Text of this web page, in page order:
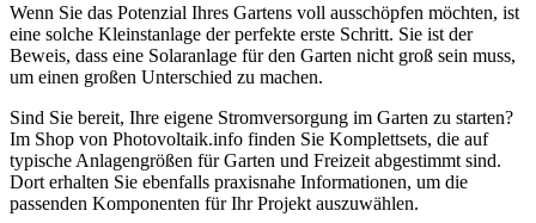
Wenn Sie das Potenzial Ihres Gartens voll ausschöpfen möchten, ist
eine solche Kleinstanlage der perfekte erste Schritt. Sie ist der
Beweis, dass eine Solaranlage für den Garten nicht groß sein muss,
um einen großen Unterschied zu machen.
Sind Sie bereit, Ihre eigene Stromversorgung im Garten zu starten?
Im Shop von Photovoltaik.info finden Sie Komplettsets, die auf
typische Anlagengrößen für Garten und Freizeit abgestimmt sind.
Dort erhalten Sie ebenfalls praxisnahe Informationen, um die
passenden Komponenten für Ihr Projekt auszuwählen.